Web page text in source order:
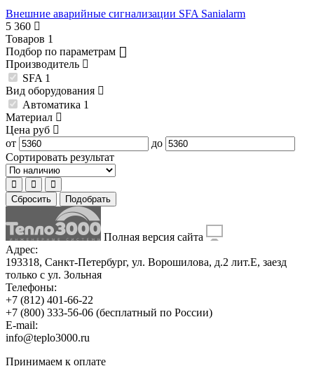
Внешние аварийные сигнализации SFA Sanialarm
5 360
Товаров 1
Подбор по параметрам
Производитель
SFA 1
Вид оборудования
Автоматика 1
Материал
Цена руб
от
до
Сортировать результат
Сбросить Подобрать
Полная версия сайта
Адрес:
193318, Санкт-Петербург, ул. Ворошилова, д.2 лит.Е, заезд
только с ул. Зольная
Телефоны:
+7 (812) 401-66-22
+7 (800) 333-56-06 (бесплатный по России)
E-mail:
info@teplo3000.ru
Принимаем к оплате